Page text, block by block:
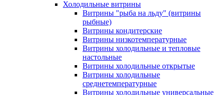
Холодильные витрины
Витрины "рыба на льду" (витрины
рыбные)
Витрины кондитерские
Витрины низкотемпературные
Витрины холодильные и тепловые
настольные
Витрины холодильные открытые
Витрины холодильные
среднетемпературные
Витрины холодильные универсальные